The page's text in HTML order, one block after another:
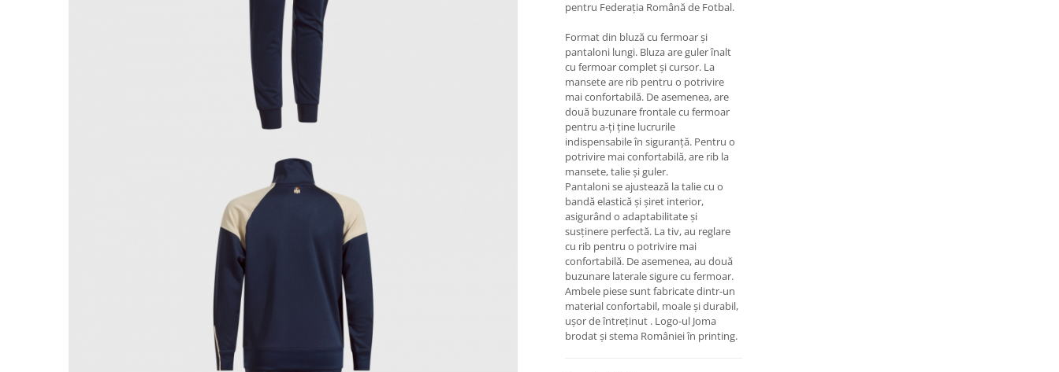
pentru Federația Română de Fotbal.
Format din bluză cu fermoar și
pantaloni lungi. Bluza are guler înalt
cu fermoar complet și cursor. La
mansete are rib pentru o potrivire
mai confortabilă. De asemenea, are
două buzunare frontale cu fermoar
pentru a-ți ține lucrurile
indispensabile în siguranță. Pentru o
potrivire mai confortabilă, are rib la
mansete, talie și guler.
Pantaloni se ajustează la talie cu o
bandă elastică și șiret interior,
asigurând o adaptabilitate și
susținere perfectă. La tiv, au reglare
cu rib pentru o potrivire mai
confortabilă. De asemenea, au două
buzunare laterale sigure cu fermoar.
Ambele piese sunt fabricate dintr-un
material confortabil, moale și durabil,
ușor de întreținut . Logo-ul Joma
brodat și stema României în printing.